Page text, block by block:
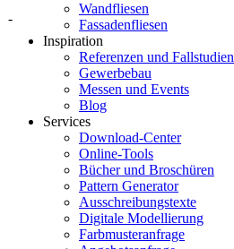
-
Wandfliesen
Fassadenfliesen
Inspiration
Referenzen und Fallstudien
Gewerbebau
Messen und Events
Blog
Services
Download-Center
Online-Tools
Bücher und Broschüren
Pattern Generator
Ausschreibungstexte
Digitale Modellierung
Farbmusteranfrage